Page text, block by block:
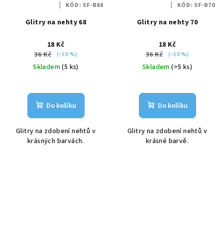
Glitry na nehty 68
18 Kč
36 Kč
(–50 %)
Skladem(5 ks)
Do košíku
Glitry na zdobení nehtů v
krásných barvách.
KÓD: SF-B68
Glitry na nehty 70
18 Kč
36 Kč
(–50 %)
Skladem(>5 ks)
Do košíku
Glitry na zdobení nehtů v
krásné barvě.
KÓD: SF-B70